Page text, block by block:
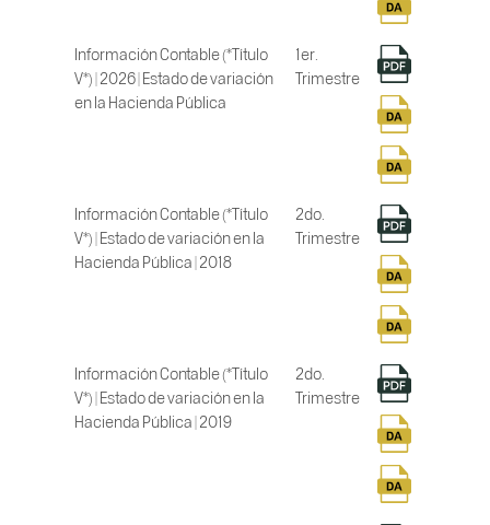
Información Contable (*Título
V*) | 2026 | Estado de variación
en la Hacienda Pública
1er.
Trimestre
Información Contable (*Título
V*) | Estado de variación en la
Hacienda Pública | 2018
2do.
Trimestre
Información Contable (*Título
V*) | Estado de variación en la
Hacienda Pública | 2019
2do.
Trimestre